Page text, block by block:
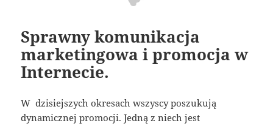
Sprawny komunikacja
marketingowa i promocja w
Internecie.
W dzisiejszych okresach wszyscy poszukują
dynamicznej promocji. Jedną z niech jest